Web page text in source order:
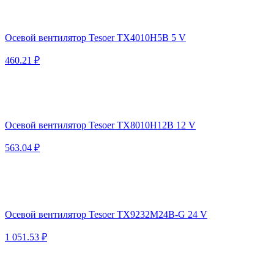
Осевой вентилятор Tesoer TX4010H5B 5 V
460.21 ₽
Осевой вентилятор Tesoer TX8010H12B 12 V
563.04 ₽
Осевой вентилятор Tesoer TX9232M24B-G 24 V
1 051.53 ₽